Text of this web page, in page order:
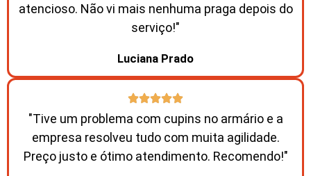
atencioso. Não vi mais nenhuma praga depois do
serviço!"
Luciana Prado
"Tive um problema com cupins no armário e a
empresa resolveu tudo com muita agilidade.
Preço justo e ótimo atendimento. Recomendo!"